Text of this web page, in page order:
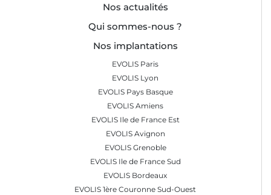
Nos actualités
Qui sommes-nous ?
Nos implantations
EVOLIS Paris
EVOLIS Lyon
EVOLIS Pays Basque
EVOLIS Amiens
EVOLIS Ile de France Est
EVOLIS Avignon
EVOLIS Grenoble
EVOLIS Ile de France Sud
EVOLIS Bordeaux
EVOLIS 1ère Couronne Sud-Ouest